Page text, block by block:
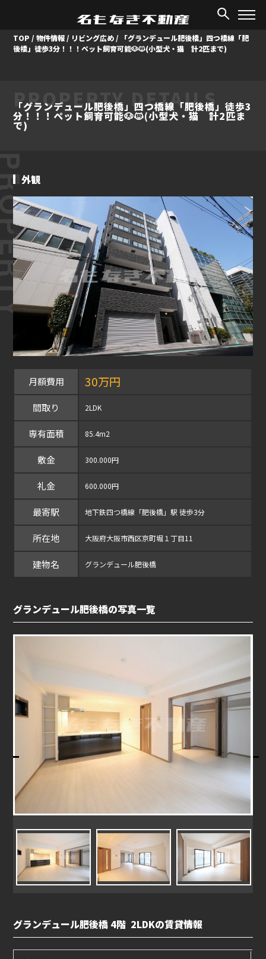
TOP /物件情報 / リビング広め /
「グランデュール肥後橋」四つ橋線「肥
後橋」徒歩3分！！！ペット飼育可能🐶🐱(小型犬・猫 計2匹まで)
PROPERTY DETAILS
「グランデュール肥後橋」四つ橋線「肥後橋」徒歩3
分！！！ペット飼育可能🐶🐱(小型犬・猫 計2匹ま
で)
外観
月額費用 30万円
間取り 2LDK
専有面積 85.4m2
敷金 300.000円
礼金 600.000円
最寄駅 地下鉄四つ橋線「肥後橋」駅 徒歩3分
所在地 大阪府大阪市西区京町堀１丁目11
建物名 グランデュール肥後橋
グランデュール肥後橋の写真一覧
グランデュール肥後橋 4階 2LDKの賃貸情報